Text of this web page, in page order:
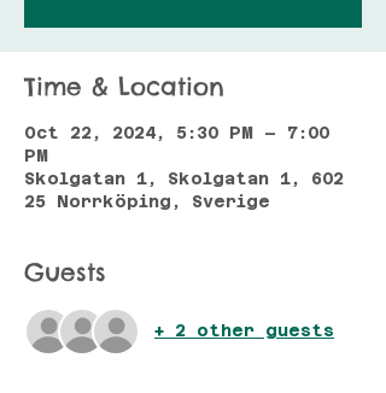
Time & Location
Oct 22, 2024, 5:30 PM – 7:00
PM
Skolgatan 1, Skolgatan 1, 602
25 Norrköping, Sverige
Guests
+ 2 other guests